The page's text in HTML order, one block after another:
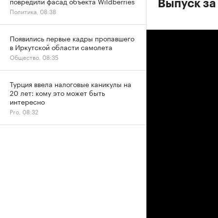
Выпуск
Политика, 08:38
Появились первые кадры пропавшего
в Иркутской области самолета
Общество, 08:35
Турция ввела налоговые каникулы на
20 лет: кому это может быть
интересно
Pro, 08:32